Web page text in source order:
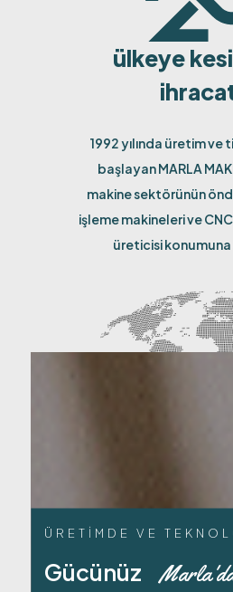
ülkeye
1992 yılında üretim ve
başlayan MARLA
makine sektörünün
işleme makineleri ve
üreticisi
ÜRETİMDE VE
Gücünüz